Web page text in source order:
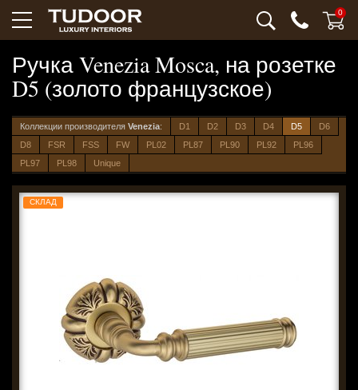
0
Ручка Venezia Mosca, на розетке
D5 (золото французское)
Коллекции производителя Venezia: D1 D2 D3 D4 D5
D6
D8
FSR FSS FW PL02 PL87 PL90 PL92
PL96
PL97
PL98 Unique
СКЛАД